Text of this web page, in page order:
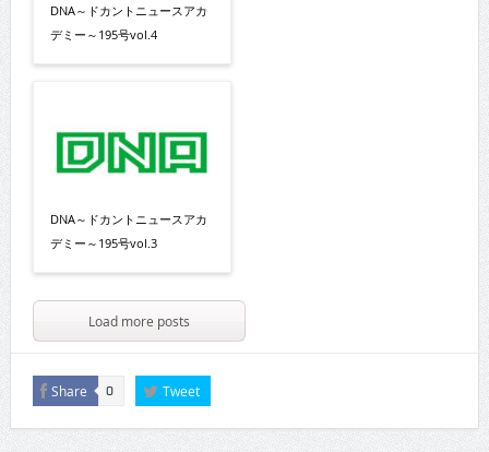
DNA～ドカントニュースアカ
デミー～195号vol.4
DNA～ドカントニュースアカ
デミー～195号vol.3
Load more posts
Share 0 Tweet